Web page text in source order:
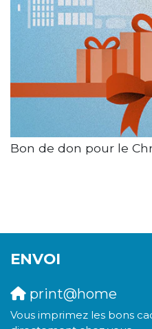
Bon de don pour le
ENVOI
print@home
Vous imprimez les bons